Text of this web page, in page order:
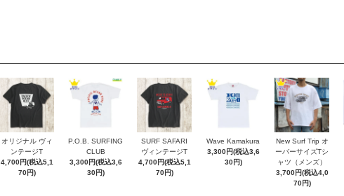
オリジナル ヴィ
ンテージT
4,700円(税込5,1
70円)
P.O.B. SURFING
CLUB
3,300円(税込3,6
30円)
SURF SAFARI
ヴィンテージT
4,700円(税込5,1
70円)
Wave Kamakura
3,300円(税込3,6
30円)
New Surf Trip オ
ーバーサイズTシ
ャツ（メンズ）
3,700円(税込4,0
70円)